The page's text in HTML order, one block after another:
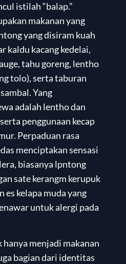
istilah “balap.”
makanan yang
yang disiram kuah
kaldu kacang kedelai,
tahu goreng, lentho
tolo), serta taburan
Yang
adalah lentho dan
penggunaan kecap
Perpaduan rasa
menciptakan sensasi
biasanya lpntong
sate kerangm kerupuk
es kelapa muda yang
untuk alergi pada
menjadi makanan
bagian dari identitas